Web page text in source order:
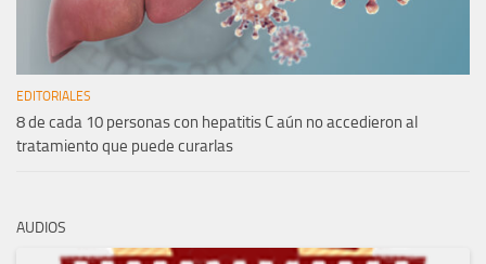
EDITORIALES
8 de cada 10 personas con hepatitis C aún no accedieron al
tratamiento que puede curarlas
AUDIOS